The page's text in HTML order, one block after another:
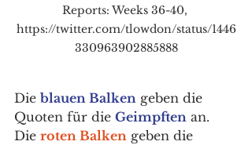
Reports: Weeks 36-40,
https://twitter.com/tlowdon/status/1446
330963902885888
Die blauen Balken geben die
Quoten für die Geimpften an.
Die roten Balken geben die